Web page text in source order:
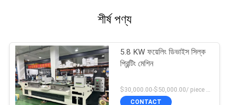
শীর্ষ পণ্য
5.8 KW ফয়েলিং ডিভাইস সিল্ক
প্রিন্টিং মেশিন
$30,000.00-$50,000.00/ piece negotiable MOQ:1
CONTACT